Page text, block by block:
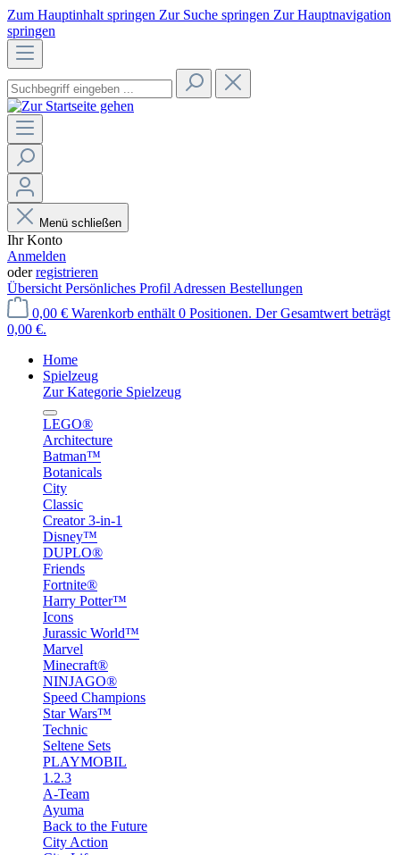
Zum Hauptinhalt springen Zur Suche springen Zur Hauptnavigation
springen
Menü schließen
Ihr Konto
Anmelden
oderregistrieren
Übersicht Persönliches Profil Adressen Bestellungen
0,00 € Warenkorb enthält 0 Positionen. Der Gesamtwert beträgt
0,00 €.
Home
Spielzeug
Zur Kategorie Spielzeug
LEGO®
Architecture
Batman™
Botanicals
City
Classic
Creator 3-in-1
Disney™
DUPLO®
Friends
Fortnite®
Harry Potter™
Icons
Jurassic World™
Marvel
Minecraft®
NINJAGO®
Speed Champions
Star Wars™
Technic
Seltene Sets
PLAYMOBIL
1.2.3
A-Team
Ayuma
Back to the Future
City Action